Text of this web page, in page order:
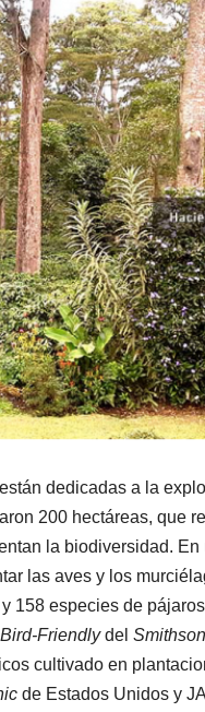
dedicadas a la
200 hectáreas, que
la biodiversidad. En
las aves y los
158 especies de
Bird-Friendlydel
cultivado en
de Estados Unidos y